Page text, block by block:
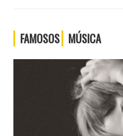
FAMOSOS MÚSICA